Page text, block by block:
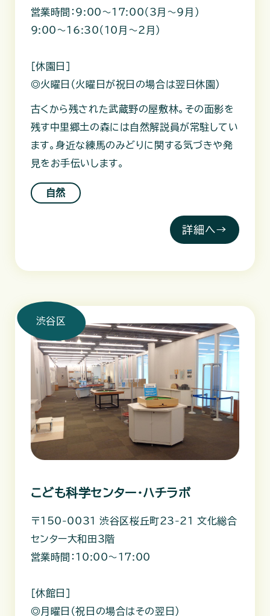
営業時間：9:00～17:00（3月～9月）
9:00～16:30（10月～2月）
［休園日］
◎火曜日（火曜日が祝日の場合は翌日休園）
古くから残された武蔵野の屋敷林。その面影を
残す中里郷土の森には自然解説員が常駐してい
ます。身近な練馬のみどりに関する気づきや発
見をお手伝いします。
自然
詳細へ→
渋谷区
こども科学センター・ハチラボ
〒150-0031 渋谷区桜丘町23-21 文化総合
センター大和田3階
営業時間：10:00～17:00
［休館日］
◎月曜日（祝日の場合はその翌日）